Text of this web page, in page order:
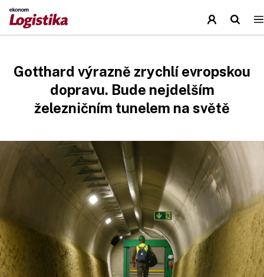
Gotthard výrazně zrychlí evropskou
dopravu. Bude nejdelším
železničním tunelem na světě